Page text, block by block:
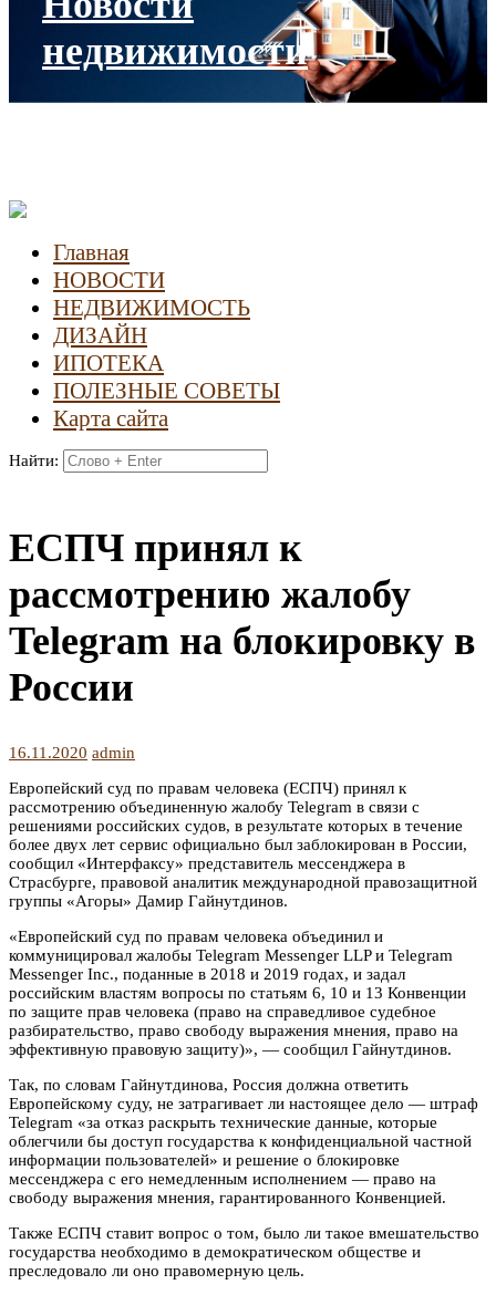
недвижимости
Главная
НОВОСТИ
НЕДВИЖИМОСТЬ
ДИЗАЙН
ИПОТЕКА
ПОЛЕЗНЫЕ СОВЕТЫ
Карта сайта
Найти:
ЕСПЧ принял к
рассмотрению жалобу
Telegram на блокировку в
России
16.11.2020 admin
Европейский суд по правам человека (ЕСПЧ) принял к
рассмотрению объединенную жалобу Telegram в связи с
решениями российских судов, в результате которых в течение
более двух лет сервис официально был заблокирован в России,
сообщил «Интерфаксу» представитель мессенджера в
Страсбурге, правовой аналитик международной правозащитной
группы «Агоры» Дамир Гайнутдинов.
«Европейский суд по правам человека объединил и
коммуницировал жалобы Telegram Messenger LLP и Telegram
Messenger Inc., поданные в 2018 и 2019 годах, и задал
российским властям вопросы по статьям 6, 10 и 13 Конвенции
по защите прав человека (право на справедливое судебное
разбирательство, право свободу выражения мнения, право на
эффективную правовую защиту)», — сообщил Гайнутдинов.
Так, по словам Гайнутдинова, Россия должна ответить
Европейскому суду, не затрагивает ли настоящее дело — штраф
Telegram «за отказ раскрыть технические данные, которые
облегчили бы доступ государства к конфиденциальной частной
информации пользователей» и решение о блокировке
мессенджера с его немедленным исполнением — право на
свободу выражения мнения, гарантированного Конвенцией.
Также ЕСПЧ ставит вопрос о том, было ли такое вмешательство
государства необходимо в демократическом обществе и
преследовало ли оно правомерную цель.